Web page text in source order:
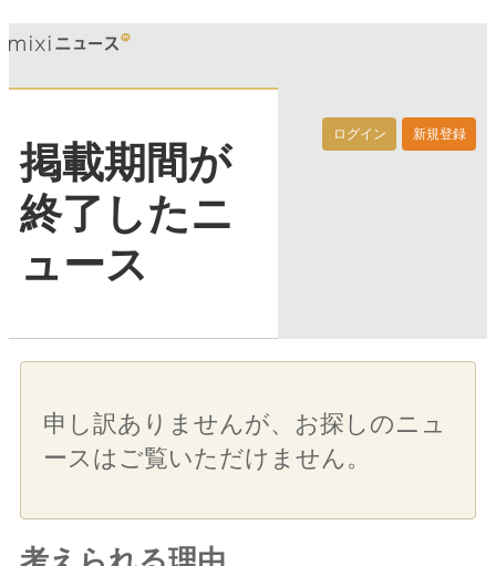
ログイン 新規登録
掲載期間が
終了したニ
ュース
申し訳ありませんが、お探しのニュ
ースはご覧いただけません。